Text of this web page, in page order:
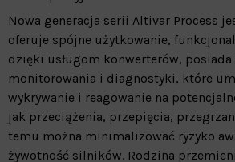
Nowa generacja serii Altivar Process
oferuje spójne użytkowanie,
dzięki usługom konwerterów,
monitorowania i diagnostyki, które
wykrywanie i reagowanie na
jak przeciążenia, przepięcia,
temu można minimalizować ryzyko
żywotność silników. Rodzina